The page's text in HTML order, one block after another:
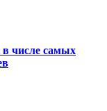
числе самых